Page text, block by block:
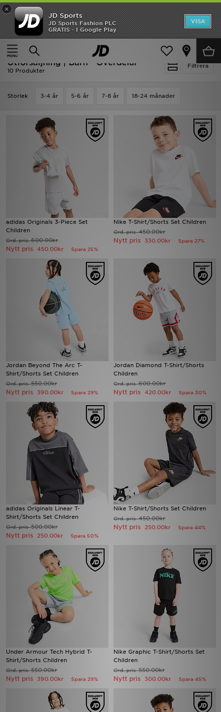
×
JD Sports
JD Sports Fashion PLC
GRATIS - I Google Play
VISA
Ny termin, ny stil Essentials för skolstarten
Hem
Barn Barnkläder (3-7 År) Överdelar
Filtrera
Utförsäljning | Barn - Överdelar
10 Produkter
Storlek 3-4 år 5-6 år 7-8 år 18-24 månader
adidas Originals 3-Piece Set
Children
Ord. pris600.00kr
Nytt pris 450.00kr Spara 25%
Nike T-Shirt/Shorts Set Children
Ord. pris450.00kr
Nytt pris 330.00kr Spara 27%
Jordan Beyond The Arc T-
Shirt/Shorts Set Children
Ord. pris550.00kr
Nytt pris 390.00kr Spara 29%
Jordan Diamond T-Shirt/Shorts
Children
Ord. pris600.00kr
Nytt pris 420.00kr Spara 30%
adidas Originals Linear T-
Shirt/Shorts Set Children
Ord. pris500.00kr
Nytt pris 250.00kr Spara 50%
Nike T-Shirt/Shorts Set Children
Ord. pris450.00kr
Nytt pris 250.00kr Spara 44%
Under Armour Tech Hybrid T-
Shirt/Shorts Children
Ord. pris550.00kr
Nytt pris 390.00kr Spara 29%
Nike Graphic T-Shirt/Shorts Set
Children
Ord. pris550.00kr
Nytt pris 300.00kr Spara 45%
Hem
Rea
Nyheter
Varumärken
Bästsäljare
Fotboll
Ladda ner appen
Mina meddelanden
Kundservice